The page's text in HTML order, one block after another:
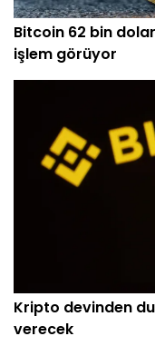
Bitcoin 62 bin
işlem görüyor
Kripto devinden
verecek